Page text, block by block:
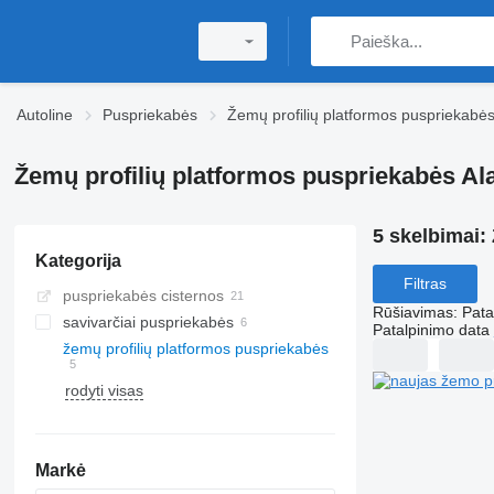
Autoline Puspriekabės Žemų profilių platformos puspriekabės
Žemų profilių platformos puspriekabės
Kategorija
puspriekabės cisternos
savivarčiai puspriekabės
žemų profilių platformos puspriekabės
rodyti visas
Markė
5 skelbimai:
Filtras
Rūšiavimas:
Patalpinimo data